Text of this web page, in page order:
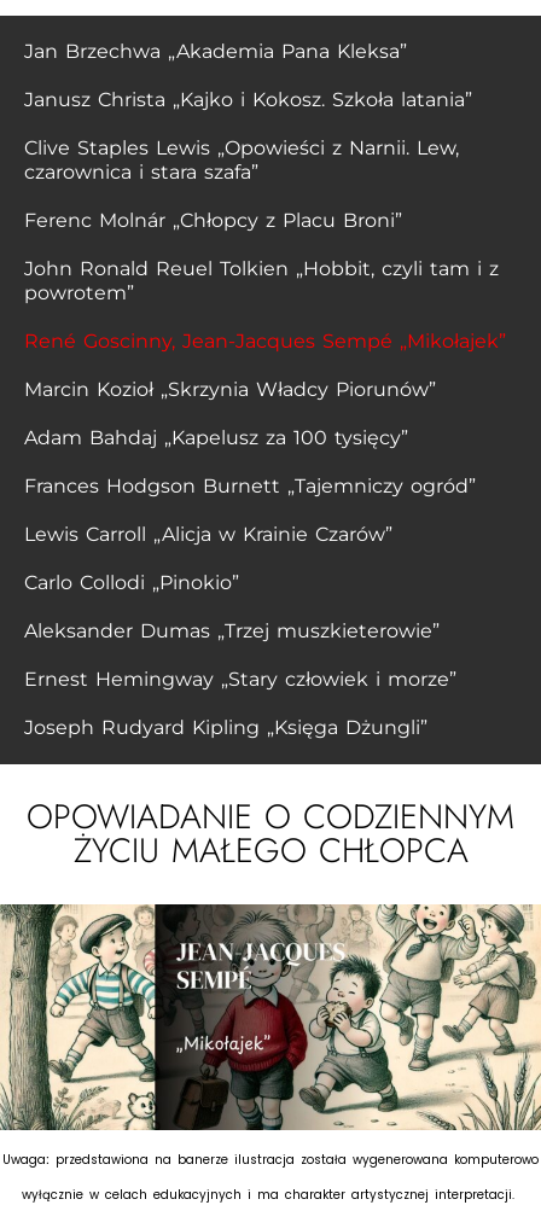
Jan Brzechwa „Akademia Pana Kleksa”
Janusz Christa „Kajko i Kokosz. Szkoła latania”
Clive Staples Lewis „Opowieści z Narnii. Lew,
czarownica i stara szafa”
Ferenc Molnár „Chłopcy z Placu Broni”
John Ronald Reuel Tolkien „Hobbit, czyli tam i z
powrotem”
René Goscinny, Jean-Jacques Sempé „Mikołajek”
Marcin Kozioł „Skrzynia Władcy Piorunów”
Adam Bahdaj „Kapelusz za 100 tysięcy”
Frances Hodgson Burnett „Tajemniczy ogród”
Lewis Carroll „Alicja w Krainie Czarów”
Carlo Collodi „Pinokio”
Aleksander Dumas „Trzej muszkieterowie”
Ernest Hemingway „Stary człowiek i morze”
Joseph Rudyard Kipling „Księga Dżungli”
OPOWIADANIE O CODZIENNYM
ŻYCIU MAŁEGO CHŁOPCA
Uwaga: przedstawiona na banerze ilustracja została wygenerowana komputerowo
wyłącznie w celach edukacyjnych i ma charakter artystycznej interpretacji.